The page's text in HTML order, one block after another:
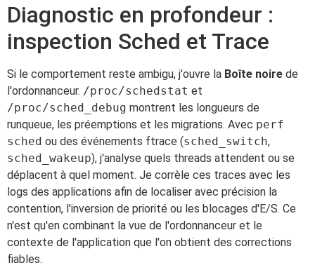
Diagnostic en profondeur :
inspection Sched et Trace
Si le comportement reste ambigu, j'ouvre la Boîte noire de
l'ordonnanceur. /proc/schedstat et
/proc/sched_debug montrent les longueurs de
runqueue, les préemptions et les migrations. Avec perf
sched ou des événements ftrace (sched_switch,
sched_wakeup), j'analyse quels threads attendent ou se
déplacent à quel moment. Je corrèle ces traces avec les
logs des applications afin de localiser avec précision la
contention, l'inversion de priorité ou les blocages d'E/S. Ce
n'est qu'en combinant la vue de l'ordonnanceur et le
contexte de l'application que l'on obtient des corrections
fiables.